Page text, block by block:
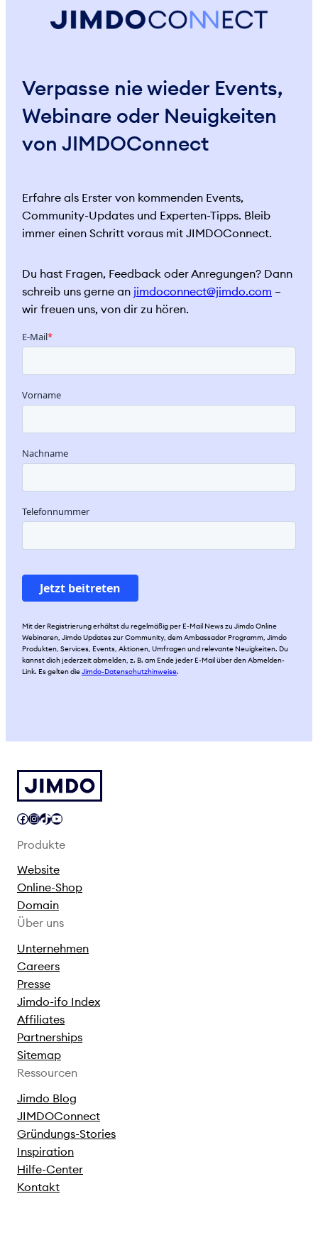
Verpasse nie wieder Events,
Webinare oder Neuigkeiten
von JIMDOConnect
Erfahre als Erster von kommenden Events,
Community-Updates und Experten-Tipps. Bleib
immer einen Schritt voraus mit JIMDOConnect.
Du hast Fragen, Feedback oder Anregungen? Dann
schreib uns gerne an jimdoconnect@jimdo.com –
wir freuen uns, von dir zu hören.
Mit der Registrierung erhältst du regelmäßig per E-Mail News zu Jimdo Online
Webinaren, Jimdo Updates zur Community, dem Ambassador Programm, Jimdo
Produkten, Services, Events, Aktionen, Umfragen und relevante Neuigkeiten. Du
kannst dich jederzeit abmelden, z. B. am Ende jeder E-Mail über den Abmelden-
Link. Es gelten dieJimdo-Datenschutzhinweise.
Facebook InstagramTikTok YouTube
Produkte
Website
Online-Shop
Domain
Über uns
Unternehmen
Careers
Presse
Jimdo-ifo Index
Affiliates
Partnerships
Sitemap
Ressourcen
Jimdo Blog
JIMDOConnect
Gründungs-Stories
Inspiration
Hilfe-Center
Kontakt